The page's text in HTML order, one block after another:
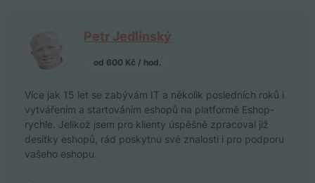
Petr Jedlinský
od 600 Kč / hod.
Více jak 15 let se zabývám IT a několik posledních roků i
vytvářením a startováním eshopů na platformě Eshop-
rychle. Jelikož jsem pro klienty úspěšně zpracoval již
desítky eshopů, rád poskytnu své znalosti i pro podporu
vašeho eshopu.